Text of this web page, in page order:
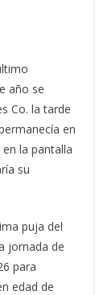
año se
Co. la tarde
en
la pantalla
su
puja del
jornada de
para
edad de